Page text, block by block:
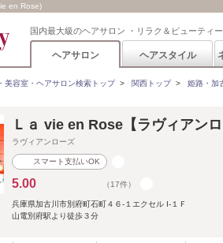
en Rose)
国内最大級のヘアサロン ・リラク＆ビューティ
ヘアサロン ヘアスタイル
美容室・ヘアサロン検索トップ> 関西トップ> 姫路・加
Ｌａ vie en Rose【ラヴィアンロ
ラヴィアンローズ
スマート支払いOK
5.00 （17件）
兵庫県加古川市別府町石町４６‐１エクセル I‐１Ｆ
山電別府駅より徒歩３分